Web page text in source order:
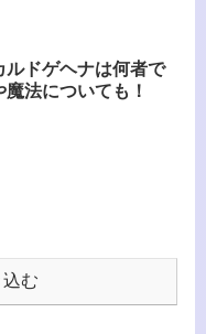
ルドゲヘナは何者で
魔法についても！
む